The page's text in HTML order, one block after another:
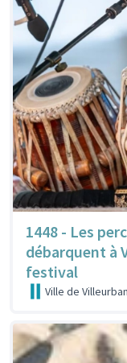
1448 - Les
débarquent à
festival
Ville de